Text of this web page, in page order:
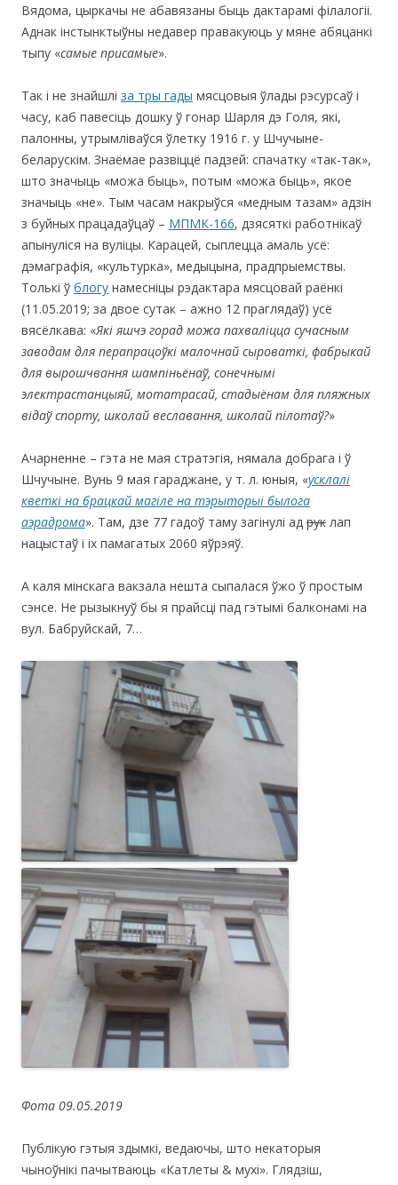
Вядома, цыркачы не абавязаны быць дактарамі філалогіі.
Аднак інстынктыўны недавер правакуюць у мяне абяцанкі
тыпу «самые присамые».
Так і не знайшлі за тры гады мясцовыя ўлады рэсурсаў і
часу, каб павесіць дошку ў гонар Шарля дэ Голя, які,
палонны, утрымліваўся ўлетку 1916 г. у Шчучыне-
беларускім. Знаёмае развіццё падзей: спачатку «так-так»,
што значыць «можа быць», потым «можа быць», якое
значыць «не». Тым часам накрыўся «медным тазам» адзін
з буйных працадаўцаў – МПМК-166, дзясяткі работнікаў
апынуліся на вуліцы. Карацей, сыплецца амаль усё:
дэмаграфія, «культурка», медыцына, прадпрыемствы.
Толькі ў блогу намесніцы рэдактара мясцовай раёнкі
(11.05.2019; за двое сутак – ажно 12 праглядаў) усё
вясёлкава: «Які яшчэ горад можа пахваліцца сучасным
заводам для перапрацоўкі малочнай сыроваткі, фабрыкай
для вырошчвання шампіньёнаў, сонечнымі
электрастанцыяй, мотатрасай, стадыёнам для пляжных
відаў спорту, школай веславання, школай пілотаў?»
Ачарненне – гэта не мая стратэгія, нямала добрага і ў
Шчучыне. Вунь 9 мая гараджане, у т. л. юныя, «усклалі
кветкі на брацкай магіле на тэрыторыі былога
аэрадрома». Там, дзе 77 гадоў таму загінулі ад рук лап
нацыстаў і іх памагатых 2060 яўрэяў.
А каля мінскага вакзала нешта сыпалася ўжо ў простым
сэнсе. Не рызыкнуў бы я прайсці пад гэтымі балконамі на
вул. Бабруйскай, 7…
Фота 09.05.2019
Публікую гэтыя здымкі, ведаючы, што некаторыя
чыноўнікі пачытваюць «Катлеты & мухі». Глядзіш,